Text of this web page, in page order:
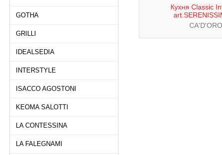
GOTHA
GRILLI
IDEALSEDIA
INTERSTYLE
ISACCO AGOSTONI
KEOMA SALOTTI
LA CONTESSINA
LA FALEGNAMI
Кухня Classic
CA'D'ORO